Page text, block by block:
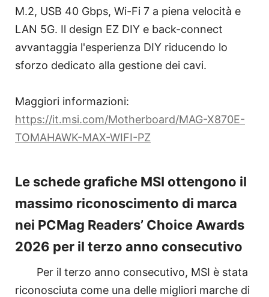
M.2, USB 40 Gbps, Wi-Fi 7 a piena velocità e
LAN 5G. Il design EZ DIY e back-connect
avvantaggia l'esperienza DIY riducendo lo
sforzo dedicato alla gestione dei cavi.
Maggiori informazioni:
https://it.msi.com/Motherboard/MAG-X870E-
TOMAHAWK-MAX-WIFI-PZ
Le schede grafiche MSI ottengono il
massimo riconoscimento di marca
nei PCMag Readers’ Choice Awards
2026 per il terzo anno consecutivo
Per il terzo anno consecutivo, MSI è stata
riconosciuta come una delle migliori marche di